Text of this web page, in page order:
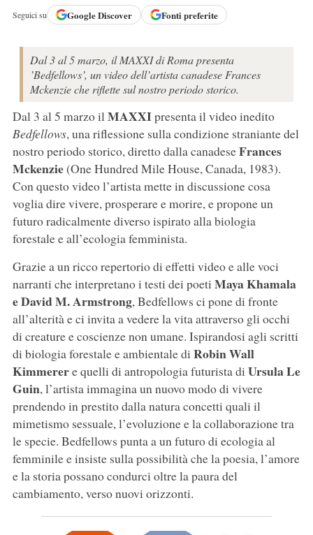
Seguici su GoogleDiscover Fonti preferite
Dal 3 al 5 marzo, il MAXXI di Roma presenta
’Bedfellows’, un video dell’artista canadese Frances
Mckenzie che riflette sul nostro periodo storico.
Dal 3 al 5 marzo ilMAXXIpresenta il video inedito
Bedfellows, una riflessione sulla condizione straniante del
nostro periodo storico, diretto dalla canadeseFrances
Mckenzie(One Hundred Mile House, Canada, 1983).
Con questo video l’artista mette in discussione cosa
voglia dire vivere, prosperare e morire, e propone un
futuro radicalmente diverso ispirato alla biologia
forestale e all’ecologia femminista.
Grazie a un ricco repertorio di effetti video e alle voci
narranti che interpretano i testi dei poeti Maya Khamala
e David M. Armstrong, Bedfellows ci pone di fronte
all’alterità e ci invita a vedere la vita attraverso gli occhi
di creature e coscienze non umane. Ispirandosi agli scritti
di biologia forestale e ambientale di Robin Wall
Kimmerere quelli di antropologia futurista di Ursula Le
Guin, l’artista immagina un nuovo modo di vivere
prendendo in prestito dalla natura concetti quali il
mimetismo sessuale, l’evoluzione e la collaborazione tra
le specie. Bedfellows punta a un futuro di ecologia al
femminile e insiste sulla possibilità che la poesia, l’amore
e la storia possano condurci oltre la paura del
cambiamento, verso nuovi orizzonti.